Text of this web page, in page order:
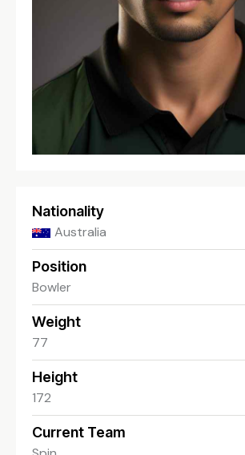
Nationality
Australia
Position
Bowler
Weight
77
Height
172
Current Team